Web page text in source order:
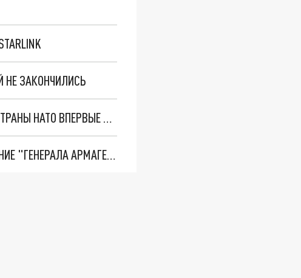
ЗАКОНЧИЛИСЬ
"ОЧЕНЬ ПЛОХИЕ НОВОСТИ": БОЛЬШАЯ ОШИБКА PALANTIR В РОССИИ. СТРАНЫ НАТО ВПЕРВЫЕ ЗА СВО ОСТАНОВИЛИ ПОСТАВКИ ОРУЖИЯ. ВСУ ТЕРЯЮТ ПРИГРАНИЧЬЕ?
ТРИ ГЛАВНЫХ ИНСАЙДА ОБ СВО. ОТМЕНА МОБИЛИЗАЦИИ И ВОЗВРАЩЕНИЕ "ГЕНЕРАЛА АРМАГЕДДОНА"? ОТЛИЧНЫЕ НОВОСТИ, КОТОРЫЕ ЖДАЛИ ВСЕ